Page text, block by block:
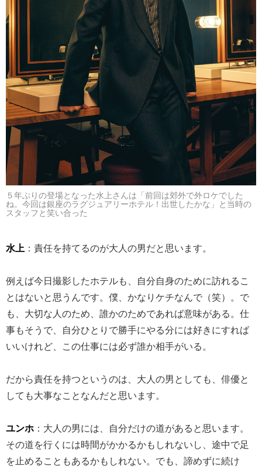
５年ぶりの登場となった水上さんは「前回は郊外で外ロケでした
ね。今回は銀座のラグジュアリーホテル！出世したかな」と当時の
スタッフと笑い合った
水上 ：責任を持てるのが大人の男だと思います。
例えば今日撮影したホテルも、自分自身のために訪れるこ
とはないと思うんです。僕、かなりケチなんで（笑）。で
も、大切な人のため、誰かのためであれば意味がある。仕
事もそうで、自分ひとりで勝手にやる分には好きにすれば
いいけれど、この仕事には必ず誰か相手がいる。
だから責任を持つというのは、大人の男としても、俳優と
しても大事なことなんだと思います。
ユンホ ：大人の男には、自分だけの道があると思います。
その道を行くには時間がかかるかもしれないし、途中で足
を止めることもあるかもしれない。でも、諦めずに続け